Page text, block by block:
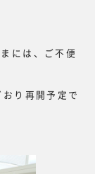
には、ご不便
り再開予定で